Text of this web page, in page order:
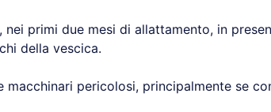
primi due mesi di allattamento, in
della vescica.
pericolosi, principalmente se